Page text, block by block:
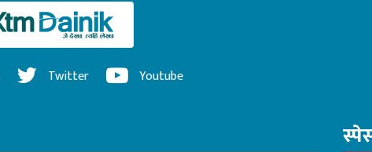
Twitter Youtube